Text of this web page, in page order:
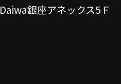
Daiwa銀座アネックス5Ｆ